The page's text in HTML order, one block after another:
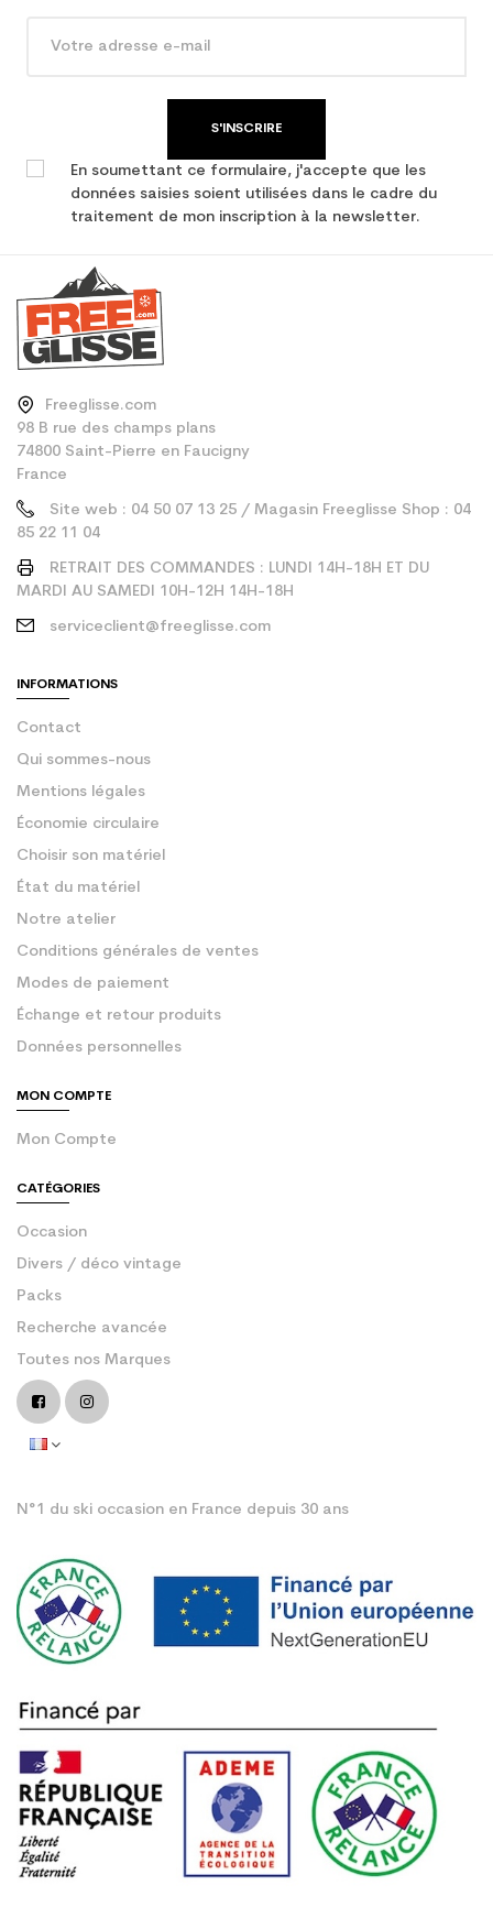
S'INSCRIRE
En soumettant ce formulaire, j'accepte que les
données saisies soient utilisées dans le cadre du
traitement de mon inscription à la newsletter.
Freeglisse.com
98 B rue des champs plans
74800 Saint-Pierre en Faucigny
France
Site web : 04 50 07 13 25 / Magasin Freeglisse Shop : 04
85 22 11 04
RETRAIT DES COMMANDES : LUNDI 14H-18H ET DU
MARDI AU SAMEDI 10H-12H 14H-18H
serviceclient@freeglisse.com
INFORMATIONS
Contact
Qui sommes-nous
Mentions légales
Économie circulaire
Choisir son matériel
État du matériel
Notre atelier
Conditions générales de ventes
Modes de paiement
Échange et retour produits
Données personnelles
MON COMPTE
Mon Compte
CATÉGORIES
Occasion
Divers / déco vintage
Packs
Recherche avancée
Toutes nos Marques
N°1 du ski occasion en France depuis 30 ans